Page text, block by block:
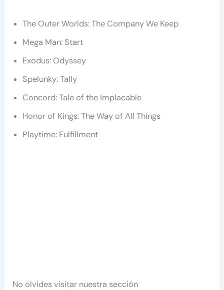
The Outer Worlds: The Company We Keep
Mega Man: Start
Exodus: Odyssey
Spelunky: Tally
Concord: Tale of the Implacable
Honor of Kings: The Way of All Things
Playtime: Fulfillment
No olvides visitar nuestra sección